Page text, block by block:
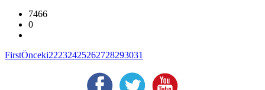
7466
0
FirstÖnceki22232425262728293031